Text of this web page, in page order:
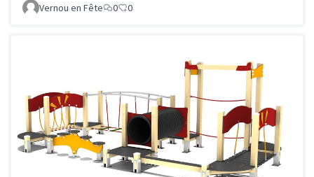
Vernou en Fête
0 0